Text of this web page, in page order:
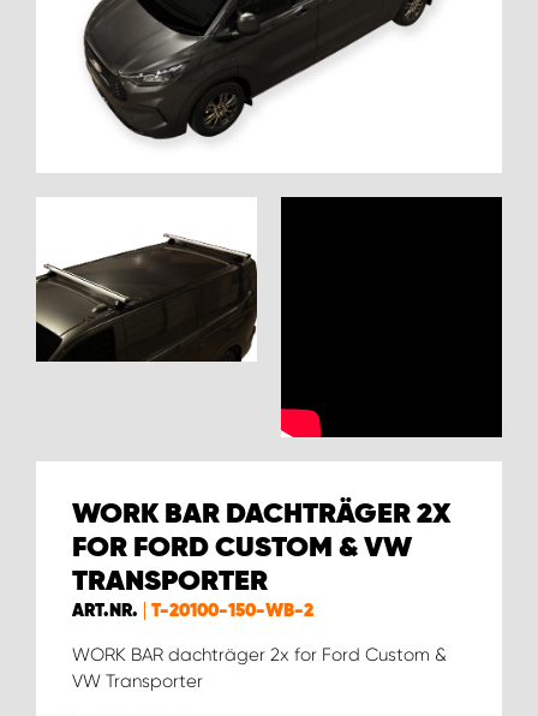
WORK BAR DACHTRÄGER 2X
FOR FORD CUSTOM & VW
TRANSPORTER
ART.NR. T-20100-150-WB-2
WORK BAR dachträger 2x for Ford Custom &
VW Transporter
WORK SYSTEM GERA
WORK SYSTEM HAMBURG
WORK SYSTEM LEIPZIG/HALLE
WORK SYSTEM MAGDEBURG
WORK SYSTEM MÜNCHEN
WORK SYSTEM ROSTOCK
WORK SYSTEM STUTTGART